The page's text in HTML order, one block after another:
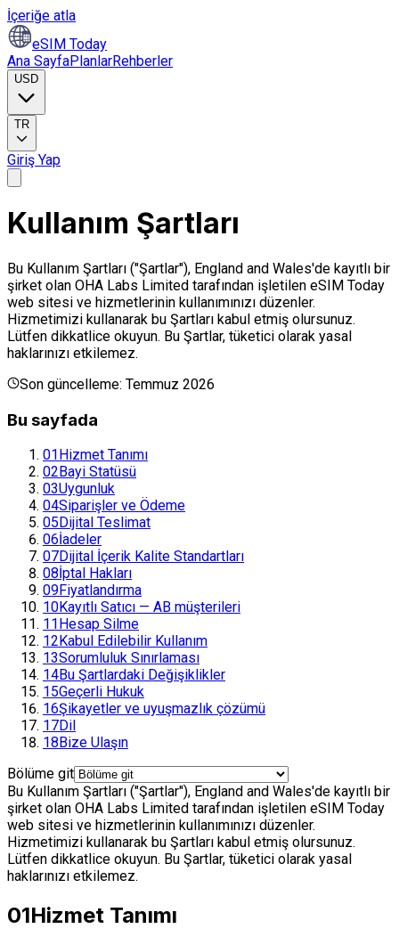
İçeriğe atla
eSIM Today
Ana SayfaPlanlarRehberler
USD
TR
Giriş Yap
Kullanım Şartları
Bu Kullanım Şartları ("Şartlar"), England and Wales'de kayıtlı bir
şirket olan OHA Labs Limited tarafından işletilen eSIM Today
web sitesi ve hizmetlerinin kullanımınızı düzenler.
Hizmetimizi kullanarak bu Şartları kabul etmiş olursunuz.
Lütfen dikkatlice okuyun. Bu Şartlar, tüketici olarak yasal
haklarınızı etkilemez.
Son güncelleme: Temmuz 2026
Bu sayfada
01 Hizmet Tanımı
02 Bayi Statüsü
03Uygunluk
04Siparişler ve Ödeme
05 Dijital Teslimat
06İadeler
07Dijital İçerik Kalite Standartları
08İptal Hakları
09Fiyatlandırma
10Kayıtlı Satıcı — AB müşterileri
11 Hesap Silme
12 Kabul Edilebilir Kullanım
13Sorumluluk Sınırlaması
14Bu Şartlardaki Değişiklikler
15Geçerli Hukuk
16Şikayetler ve uyuşmazlık çözümü
17Dil
18 Bize Ulaşın
Bölüme git
Bu Kullanım Şartları ("Şartlar"), England and Wales'de kayıtlı bir
şirket olan OHA Labs Limited tarafından işletilen eSIM Today
web sitesi ve hizmetlerinin kullanımınızı düzenler.
Hizmetimizi kullanarak bu Şartları kabul etmiş olursunuz.
Lütfen dikkatlice okuyun. Bu Şartlar, tüketici olarak yasal
haklarınızı etkilemez.
01Hizmet Tanımı